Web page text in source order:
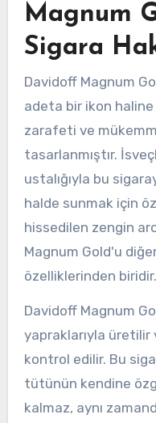
Magnum
Sigara
Davidoff Magnum
adeta bir ikon
zarafeti ve
tasarlanmıştır.
ustalığıyla bu
halde sunmak için
hissedilen zengin
Magnum Gold'u
özelliklerinden biridir.
Davidoff Magnum
yapraklarıyla
kontrol edilir. Bu
tütünün kendine
kalmaz, aynı